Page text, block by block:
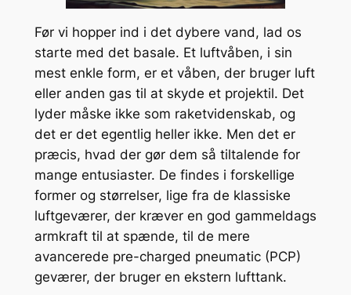
Før vi hopper ind i det dybere vand, lad os
starte med det basale. Et luftvåben, i sin
mest enkle form, er et våben, der bruger luft
eller anden gas til at skyde et projektil. Det
lyder måske ikke som raketvidenskab, og
det er det egentlig heller ikke. Men det er
præcis, hvad der gør dem så tiltalende for
mange entusiaster. De findes i forskellige
former og størrelser, lige fra de klassiske
luftgeværer, der kræver en god gammeldags
armkraft til at spænde, til de mere
avancerede pre-charged pneumatic (PCP)
geværer, der bruger en ekstern lufttank.